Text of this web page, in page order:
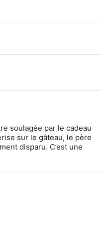
soulagée par le cadeau
sur le gâteau, le père
disparu. C’est une